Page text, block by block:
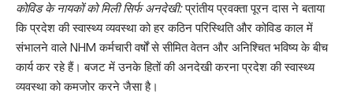
कोविड के नायकों को मिली सिर्फ अनदेखी:प्रांतीय प्रवक्ता पूरन दास ने बताया
कि प्रदेश की स्वास्थ्य व्यवस्था को हर कठिन परिस्थिति और कोविड काल में
संभालने वाले NHM कर्मचारी वर्षों से सीमित वेतन और अनिश्चित भविष्य के बीच
कार्य कर रहे हैं। बजट में उनके हितों की अनदेखी करना प्रदेश की स्वास्थ्य
व्यवस्था को कमजोर करने जैसा है।